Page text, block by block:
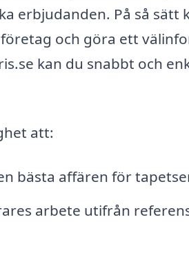
erbjudanden. På så sätt
och göra ett
kan du snabbt och
att:
bästa affären för
arbete utifrån